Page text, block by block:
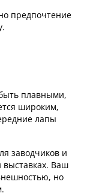
предпочтение
плавными,
широким,
лапы
заводчиков и
выставках. Ваш
но